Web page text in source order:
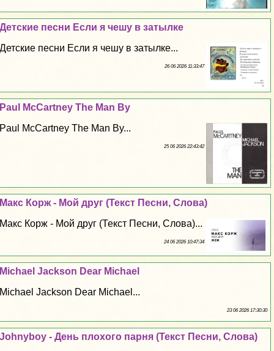
Детские песни Если я чешу в затылке
Детские песни Если я чешу в затылке...
26 06 2026 11:33:47
Paul McCartney The Man By
Paul McCartney The Man By...
25 06 2026 22:43:42
Макс Корж - Мой друг (Текст Песни, Слова)
Макс Корж - Мой друг (Текст Песни, Слова)...
24 06 2026 10:47:34
Michael Jackson Dear Michael
Michael Jackson Dear Michael...
23 06 2026 17:30:30
Johnyboy - День плохого парня (Текст Песни, Слова)